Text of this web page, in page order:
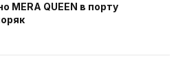
MERA QUEEN в порту